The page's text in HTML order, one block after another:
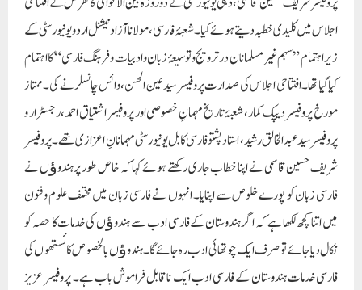
اجلاس میں کلیدی خطبہ دیتے ہوئے کیا۔ شعبۂ فارسی، مولانا آزاد نیشنل اردو یونیورسٹی کے
زیر اہتمام ”سہم غیر مسلمانان در ترویج و توسیعۂ زبان و ادبیات و فرہنگ فارسی“ کا اہتمام
کیا گیا تھا۔ افتتاحی اجلاس کی صدارت پروفیسر سید عین الحسن، وائس چانسلر نے کی۔ ممتاز
مورخ پروفیسر دیپک کمار ، شعبۂ تاریخ مہمانِ خصوصی اور پروفیسر اشتیاق احمد، رجسٹرار و
پروفیسر سید عبدالخالق رشید، استاد پشتو فارسی کابل یونیورسٹی مہمانانِ اعزازی تھے۔ پروفیسر
شریف حسین قاسمی نے اپنا خطاب جاری رکھتے ہوئے کہا کہ خاص طور پر ہندوﺅں نے
فارسی زبان کو پورے خلوص سے اپنایا۔ انہوں نے فارسی زبان میں مختلف علوم و فنون
میں اتنا کچھ لکھا ہے کہ اگر ہندوستان کے فارسی ادب سے ہندوﺅں کی خدمات کا حصہ کو
نکال دیا جائے تو صرف ایک چوتھائی ادب رہ جائے گا۔ ہندوﺅں بالخصوص کائستھوں کی
فارسی خدمات ہندوستان کے فارسی ادب ایک ناقابل فراموش باب ہے۔ پروفیسر عزیز